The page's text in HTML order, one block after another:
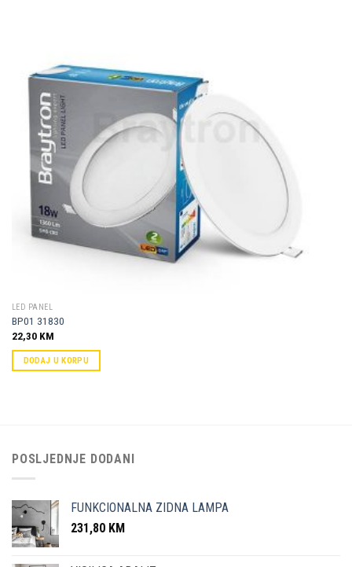
LED PANEL
BP01 31830
22,30 KM
DODAJ U KORPU
POSLJEDNJE DODANI
FUNKCIONALNA ZIDNA LAMPA
231,80 KM